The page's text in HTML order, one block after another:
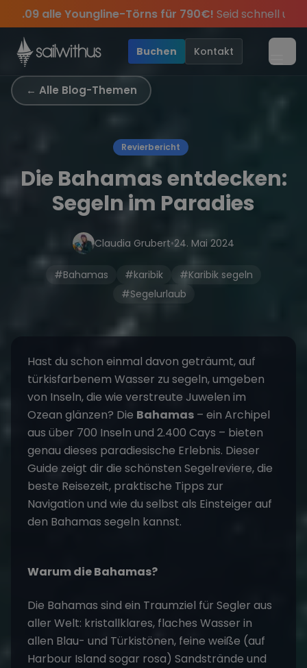
Skip to content
🔥Spätsommer Special:Am 05.09 alle Youngline-
Sichere Dir jetztDein Meilenbuch und Deine
Verpass keineTörn-Updates, Insider-Tippsund
sei dabei. Season Closing Party 2026!Die Saison
Buchen Kontakt
← Alle Blog-Themen
Revierbericht
Die Bahamas entdecken:
Segeln im Paradies
Claudia Grubert•24. Mai 2024
#Bahamas #karibik
#Karibik segeln
#Segelurlaub
Hast du schon einmal davon geträumt, auf
türkisfarbenem Wasser zu segeln, umgeben
von Inseln, die wie verstreute Juwelen im
Ozean glänzen? Die Bahamas – ein Archipel
aus über 700 Inseln und 2.400 Cays – bieten
genau dieses paradiesische Erlebnis. Dieser
Guide zeigt dir die schönsten Segelreviere, die
beste Reisezeit, praktische Tipps zur
Navigation und wie du selbst als Einsteiger auf
den Bahamas segeln kannst.
Warum die Bahamas?
Die Bahamas sind ein Traumziel für Segler aus
aller Welt: kristallklares, flaches Wasser in
allen Blau- und Türkistönen, feine weiße (auf
Harbour Island sogar rosa) Sandstrände und